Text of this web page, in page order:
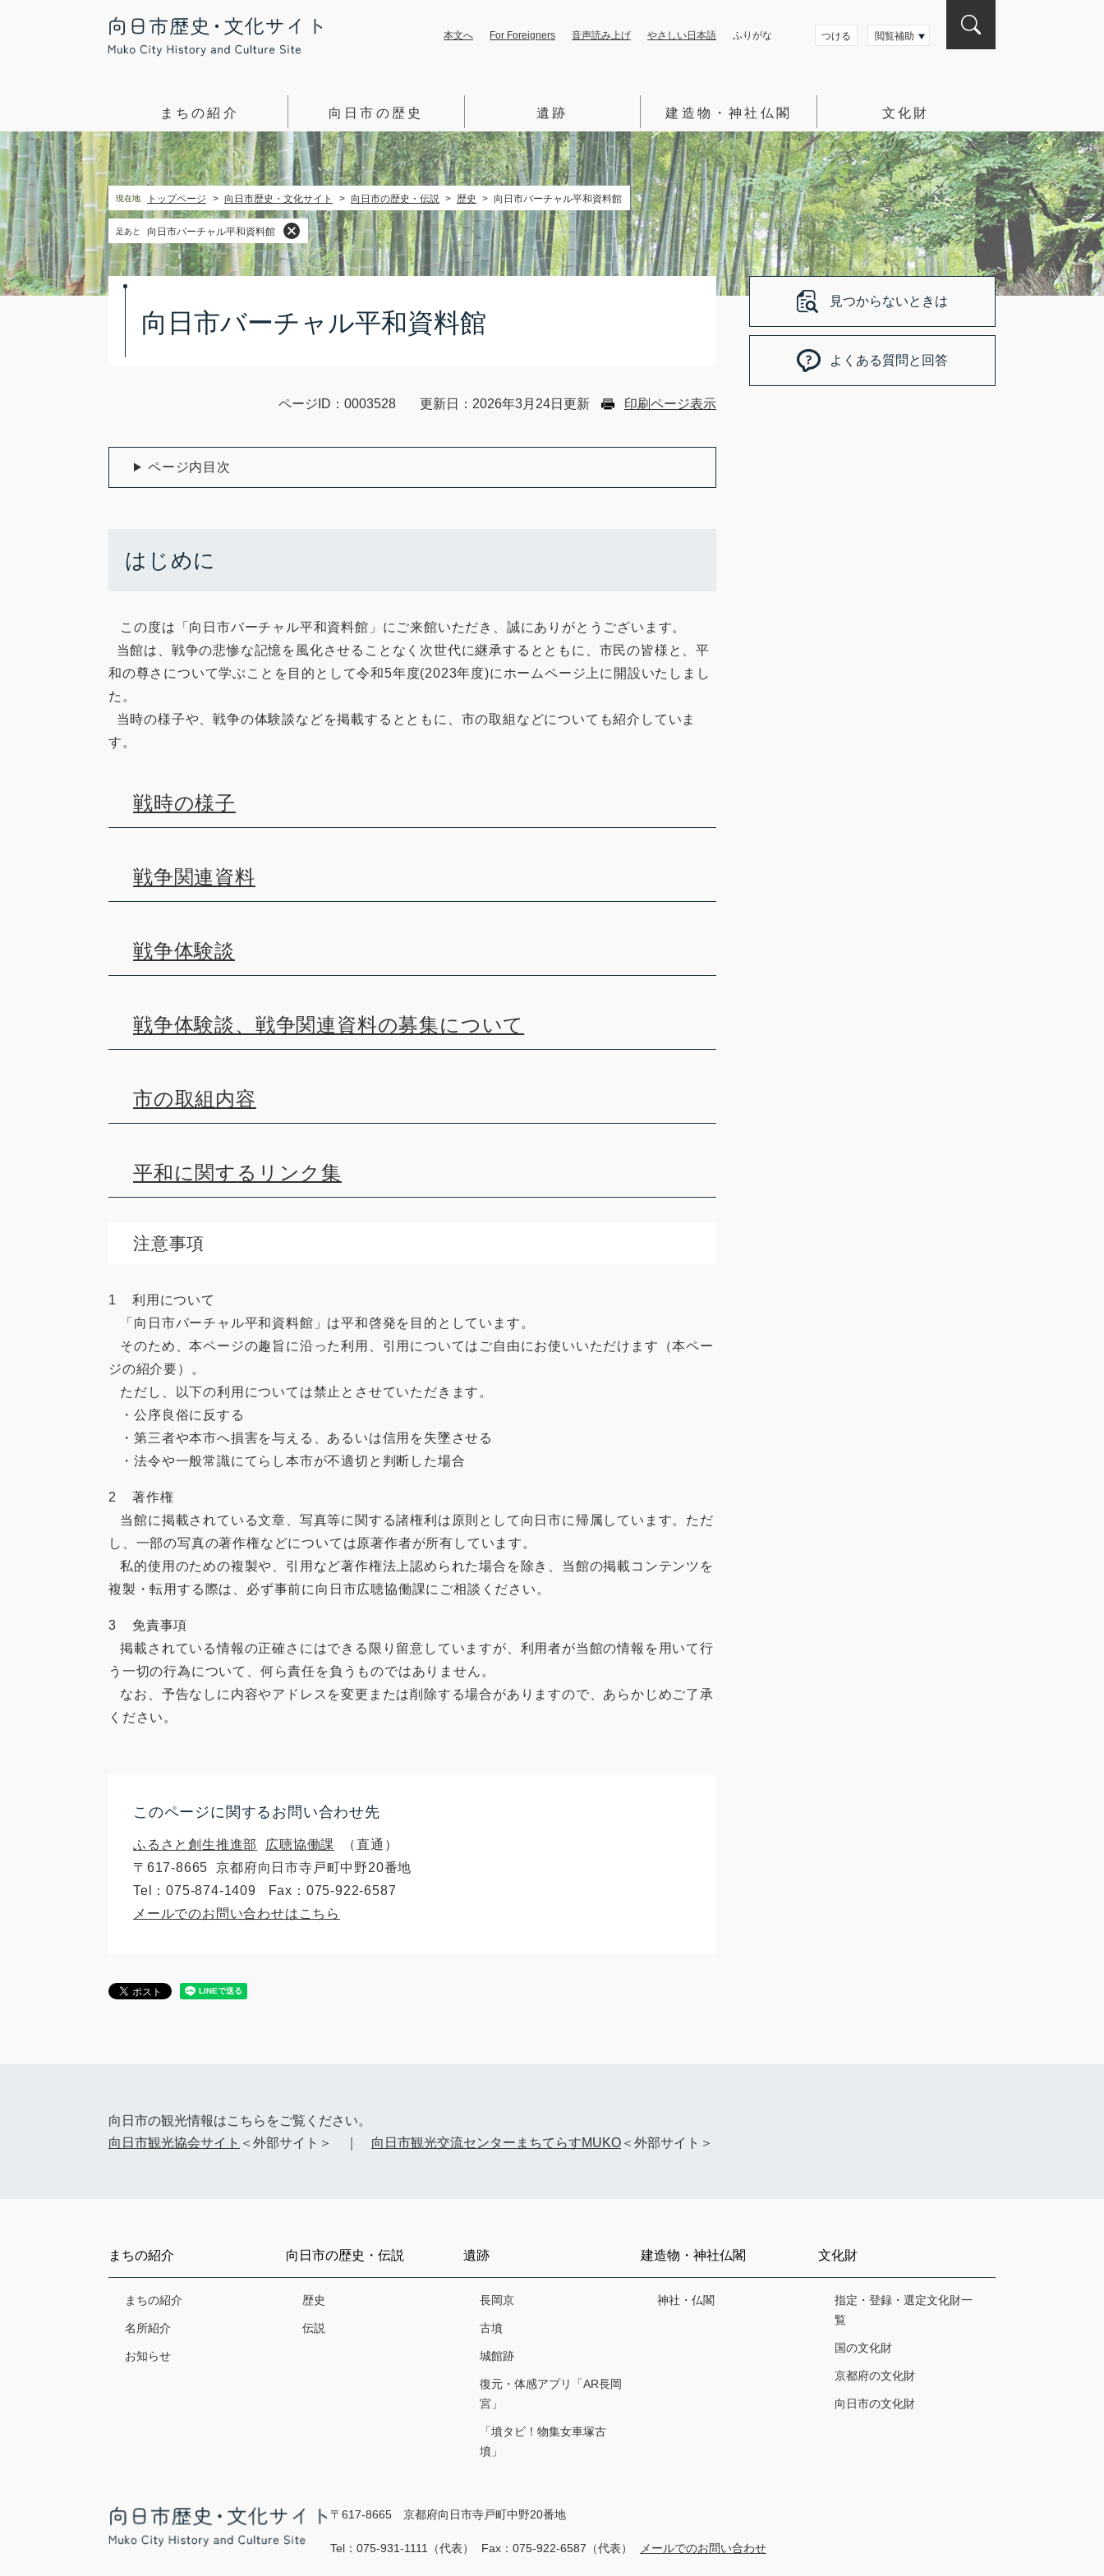
す。
し
て
本
文
へ
本文へ For Foreigners 音声読み上げ やさしい日本語 ふりがな つける 閲覧補助
まちの紹介 向日市の歴史 遺跡 建造物・神社仏閣 文化財
現在地 トップページ > 向日市歴史・文化サイト > 向日市の歴史・伝説 > 歴史 > 向日市バーチャル平和資料館
足あと 向日市バーチャル平和資料館
向日市バーチャル平和資料館
ページID：0003528 更新日：2026年3月24日更新 印刷ページ表示
ページ内目次
はじめに
この度は「向日市バーチャル平和資料館」にご来館いただき、誠にありがとうございます。
当館は、戦争の悲惨な記憶を風化させることなく次世代に継承するとともに、市民の皆様と、平
和の尊さについて学ぶことを目的として令和5年度(2023年度)にホームページ上に開設いたしまし
た。
当時の様子や、戦争の体験談などを掲載するとともに、市の取組などについても紹介していま
す。
戦時の様子
戦争関連資料
戦争体験談
戦争体験談、戦争関連資料の募集について
市の取組内容
平和に関するリンク集
注意事項
1 利用について
「向日市バーチャル平和資料館」は平和啓発を目的としています。
そのため、本ページの趣旨に沿った利用、引用についてはご自由にお使いいただけます（本ペー
ジの紹介要）。
ただし、以下の利用については禁止とさせていただきます。
・公序良俗に反する
・第三者や本市へ損害を与える、あるいは信用を失墜させる
・法令や一般常識にてらし本市が不適切と判断した場合
2 著作権
当館に掲載されている文章、写真等に関する諸権利は原則として向日市に帰属しています。ただ
し、一部の写真の著作権などについては原著作者が所有しています。
私的使用のための複製や、引用など著作権法上認められた場合を除き、当館の掲載コンテンツを
複製・転用する際は、必ず事前に向日市広聴協働課にご相談ください。
3 免責事項
掲載されている情報の正確さにはできる限り留意していますが、利用者が当館の情報を用いて行
う一切の行為について、何ら責任を負うものではありません。
なお、予告なしに内容やアドレスを変更または削除する場合がありますので、あらかじめご了承
ください。
このページに関するお問い合わせ先
ふるさと創生推進部 広聴協働課
直通
〒617‐8665
京都府向日市寺戸町中野20番地
Tel：075-874-1409
Fax：075-922-6587
メールでのお問い合わせはこちら
見つからないときは
よくある質問と回答
向日市の観光情報はこちらをご覧ください。
向日市観光協会サイト ＜外部サイト＞ ｜ 向日市観光交流センターまちてらすMUKO ＜外部サイト＞
まちの紹介
まちの紹介
名所紹介
お知らせ
向日市の歴史・伝説
歴史
伝説
遺跡
長岡京
古墳
城館跡
復元・体感アプリ「AR長岡
宮」
「墳タビ！物集女車塚古
墳」
建造物・神社仏閣
神社・仏閣
文化財
指定・登録・選定文化財一
覧
国の文化財
京都府の文化財
向日市の文化財
〒617-8665 京都府向日市寺戸町中野20番地
Tel：075-931-1111（代表） Fax：075-922-6587（代表） メールでのお問い合わせ